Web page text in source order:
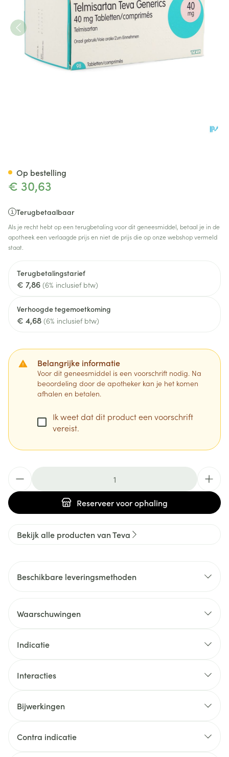
€ 30,63
Terugbetaalbaar
Als je recht hebt op een terugbetaling voor dit geneesmiddel, betaal je in de
apotheek een verlaagde prijs en niet de prijs die op onze webshop vermeld
staat.
Terugbetalingstarief
€ 7,86 (6% inclusief btw)
Verhoogde tegemoetkoming
€ 4,68 (6% inclusief btw)
Belangrijke informatie
Voor dit geneesmiddel is een voorschrift nodig. Na
beoordeling door de apotheker kan je het komen
afhalen en betalen.
Ik weet dat dit product een voorschrift
vereist.
Reserveervoor ophaling
Op bestelling
Bekijk alle producten van Teva
Beschikbare leveringsmethoden
Waarschuwingen
Indicatie
Interacties
Bijwerkingen
Contra indicatie